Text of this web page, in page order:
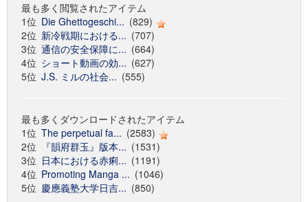
最も多く閲覧されたアイテム
1位 Die Ghettogeschi... (829)
2位 新冷戦期における... (707)
3位 通信の安全保障に... (664)
4位 ショート動画の効... (627)
5位 J.S. ミルの社会... (555)
最も多くダウンロードされたアイテム
1位 The perpetual fa... (2583)
2位
『韻府群玉』版本... (1531)
3位 日本における赤痢... (1191)
4位 Promoting Manga ... (1046)
5位 慶應義塾大学日吉... (850)